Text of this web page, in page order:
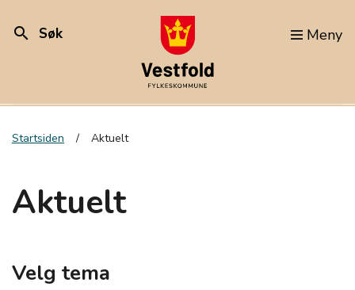
search Søk Meny
Startsiden Aktuelt
Aktuelt
Velg tema